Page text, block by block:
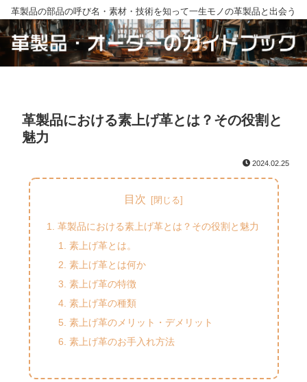
革製品の部品の呼び名・素材・技術を知って一生モノの革製品と出会う
革製品における素上げ革とは？その役割と
魅力
2024.02.25
目次
革製品における素上げ革とは？その役割と魅力
素上げ革とは。
素上げ革とは何か
素上げ革の特徴
素上げ革の種類
素上げ革のメリット・デメリット
素上げ革のお手入れ方法